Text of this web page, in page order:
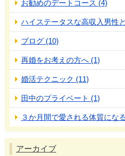
お勧めのデートコース (4)
ハイステータスな高収入男性
ブログ (10)
再婚をお考えの方へ (1)
婚活テクニック (11)
田中のプライベート (1)
３か月間で愛される体質にな
アーカイブ